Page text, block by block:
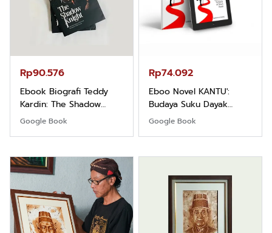
Rp90.576
Ebook Biografi Teddy
Kardin: The Shadow
Khight |
Google Book
Rp74.092
Eboo Novel KANTU':
Budaya Suku Dayak
Borneo
Google Book